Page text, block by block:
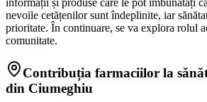
informații și produse care le pot îmbunătăți
nevoile cetățenilor sunt îndeplinite, iar
prioritate. În continuare, se va explora rolul
comunitate.
Contribuția farmaciilor la
din Ciumeghiu